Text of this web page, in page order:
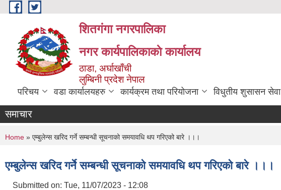
Skip to main content
शितगंगा नगरपालिका
नगर कार्यपालिकाकाे कार्यालय
ठाडा, अर्घाखाँची
लुम्बिनी प्रदेश नेपाल
परिचय वडा कार्यालयहरु कार्यक्रम तथा परियोजना विधुतीय शुसासन सेवा
समाचार
You are here
Home » एम्बुलेन्स खरिद गर्ने सम्बन्धी सूचनाको समयावधि थप गरिएको बारे ।।।
एम्बुलेन्स खरिद गर्ने सम्बन्धी सूचनाको समयावधि थप गरिएको बारे ।।।
Submitted on: Tue, 11/07/2023 - 12:08